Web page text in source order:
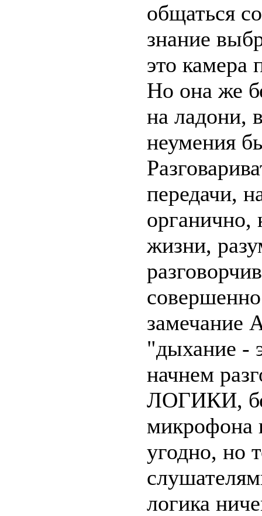
общаться
знание
это камера
Но она же
на ладони,
неумения
передачи,
органично,
жизни,
замечание
"дыхание -
начнем
ЛОГИКИ,
микрофона
угодно, но
логика